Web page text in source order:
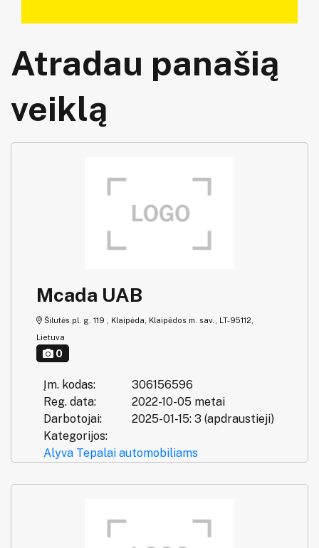
Atradau panašią
veiklą
Mcada UAB
Šilutės pl. g. 119 , Klaipėda, Klaipėdos m. sav., LT-95112,
Lietuva
0
Įm. kodas:
306156596
Reg. data:
2022-10-05 metai
Darbotojai:
2025-01-15: 3 (apdraustieji)
Kategorijos:
Alyva Tepalai automobiliams